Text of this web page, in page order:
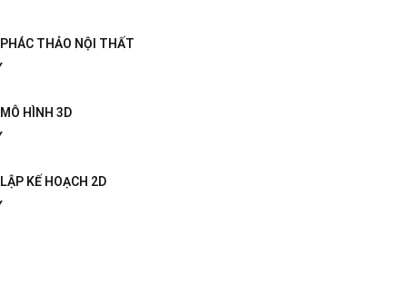
PHÁC THẢO NỘI THẤT
MÔ HÌNH 3D
LẬP KẾ HOẠCH 2D